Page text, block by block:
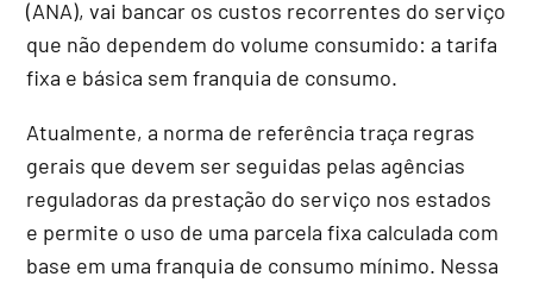
(ANA), vai bancar os custos recorrentes do serviço
que não dependem do volume consumido: a tarifa
fixa e básica sem franquia de consumo.
Atualmente, a norma de referência traça regras
gerais que devem ser seguidas pelas agências
reguladoras da prestação do serviço nos estados
e permite o uso de uma parcela fixa calculada com
base em uma franquia de consumo mínimo. Nessa